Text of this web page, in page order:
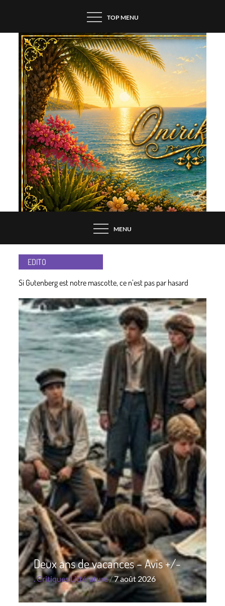
content
TOP MENU
MENU
EDITO
Si Gutenberg est notre mascotte, ce n’est pas par hasard
Entre deux pages, une respiration
Pourquoi lire un livre papier est profitable ?
Deux ans de vacances – Avis +/-
.CritiquesLittérature Posted
on
7 août 2026